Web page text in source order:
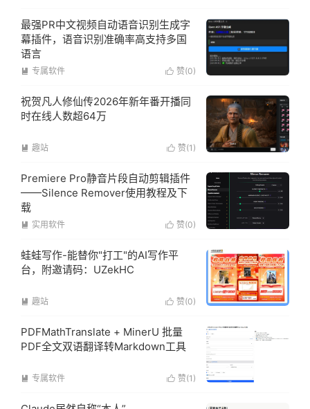
最强PR中文视频自动语音识别生成字
幕插件，语音识别准确率高支持多国
语言
 赞(0)
 专属软件
祝贺凡人修仙传2026年新年番开播同
时在线人数超64万
 赞(1 )
 趣站
Premiere Pro静音片段自动剪辑插件
——Silence Remover使用教程及下
载
 赞(0)
 实用软件
蛙蛙写作-能替你"打工"的AI写作平
台，附邀请码：UZekHC
 赞(0)
 趣站
PDFMathTranslate + MinerU 批量
PDF全文双语翻译转Markdown工具
 赞(1 )
 专属软件